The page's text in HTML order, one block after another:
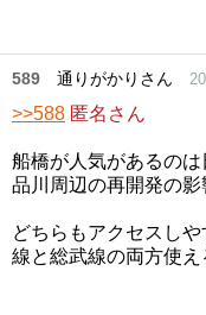
589 通りがかりさん
>>588 匿名さん
船橋が人気があるのは
品川周辺の再開発の影
どちらもアクセスし
線と総武線の両方使え